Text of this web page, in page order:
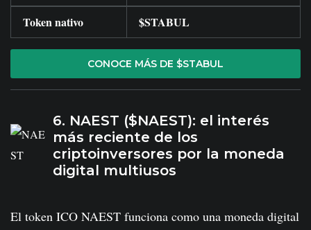
Token nativo
$STABUL
CONOCE MÁS DE $STABUL
6. NAEST ($NAEST): el interés
más reciente de los
criptoinversores por la moneda
digital multiusos
El token ICO NAEST funciona como una moneda digital